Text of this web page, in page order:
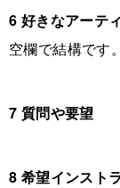
6 好きなアーテ
空欄で結構です。
7 質問や要望
8 希望インスト